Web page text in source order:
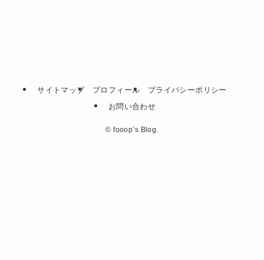
サイトマップ プロフィール
プライバシーポリシー
お問い合わせ
© fooop’s Blog.